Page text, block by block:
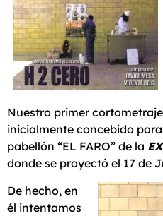
Nuestro primer cortometraje
inicialmente concebido
pabellón “EL FARO” de la
donde se proyectó el 17 de
De hecho, en
él intentamos